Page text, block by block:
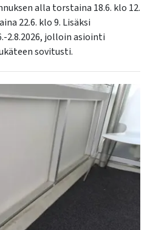
alla torstaina 18.6. klo 12.
22.6. klo 9. Lisäksi
2.8.2026, jolloin asiointi
sovitusti.